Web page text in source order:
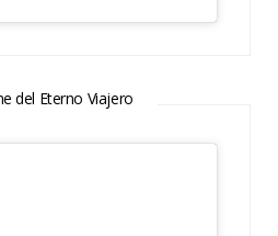
del Eterno Viajero